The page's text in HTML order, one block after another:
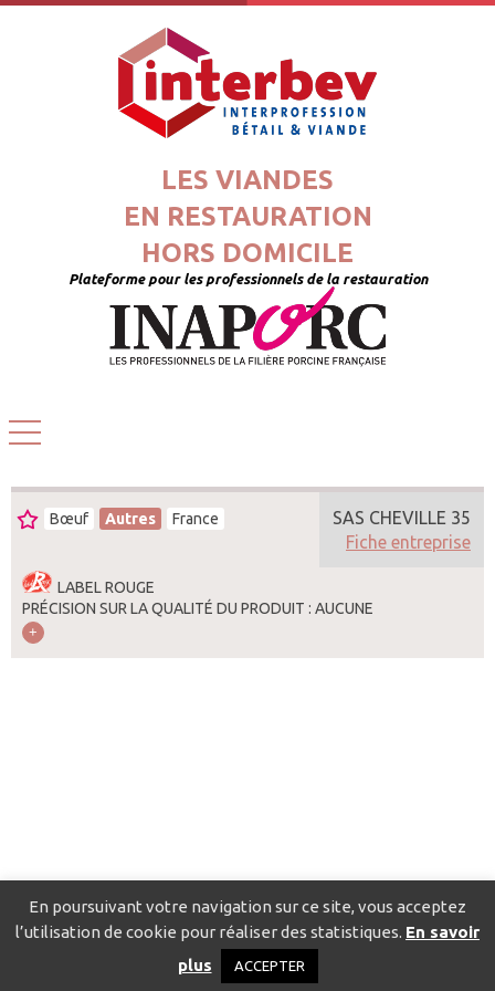
LES VIANDES
EN RESTAURATION
HORS DOMICILE
Plateforme pour les professionnels de la restauration
Bœuf Autres France
LABEL ROUGE
PRÉCISION SUR LA QUALITÉ DU PRODUIT : AUCUNE
SAS CHEVILLE 35
Fiche entreprise
Catalogue pour localiser les fournisseurs
Politique de confidentialité
En poursuivant votre navigation sur ce site, vous acceptez
l’utilisation de cookie pour réaliser des statistiques. En savoir
plus
ACCEPTER